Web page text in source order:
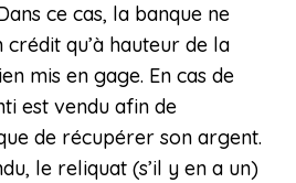
ce cas, la banque ne
qu’à hauteur de la
mis en gage. En cas de
est vendu afin de
de récupérer son argent.
le reliquat (s’il y en a un)